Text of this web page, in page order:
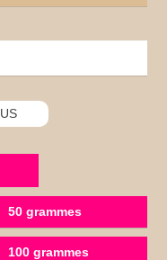
US
50 grammes
100 grammes